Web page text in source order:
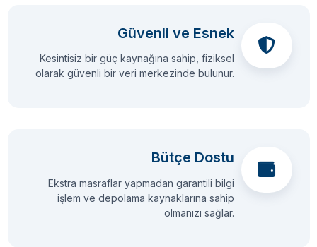
Güvenli ve Esnek
Kesintisiz bir güç kaynağına sahip, fiziksel
olarak güvenli bir veri merkezinde bulunur.
Bütçe Dostu
Ekstra masraflar yapmadan garantili bilgi
işlem ve depolama kaynaklarına sahip
olmanızı sağlar.